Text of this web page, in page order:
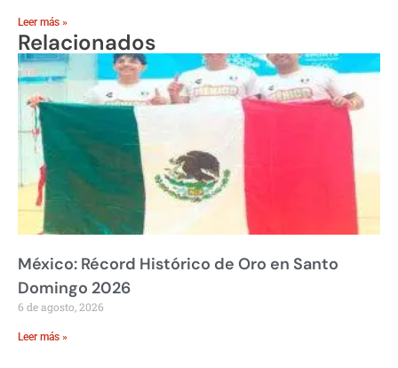
Leer más »
Relacionados
México: Récord Histórico de Oro en Santo
Domingo 2026
6 de agosto, 2026
Leer más »